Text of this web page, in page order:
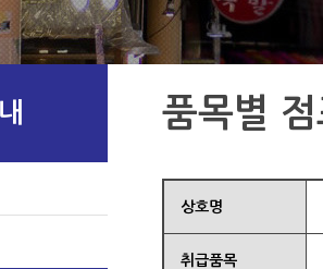
품목별
상호명
취급품목